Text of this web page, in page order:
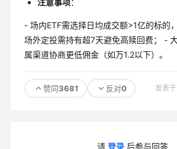
- 场内ETF需选择日均成交额>1亿的标的
场外定投需持有超7天避免高赎回费； -
属渠道协商更低佣金（如万1.2以下）。
赞同3681 反对0 发表
请 登录 后参与回答